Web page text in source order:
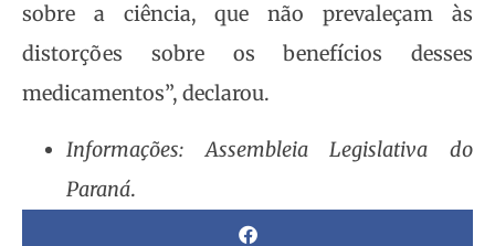
sobre a ciência, que não prevaleçam às
distorções sobre os benefícios desses
medicamentos”, declarou.
Informações: Assembleia Legislativa do
Paraná.